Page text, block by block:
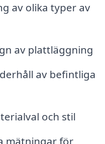
av olika typer av
av plattläggning
av befintliga
och stil
mätningar för